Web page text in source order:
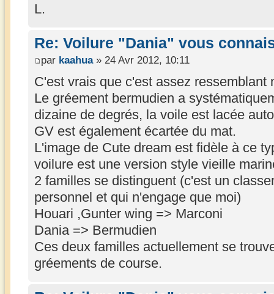
L.
Re: Voilure "Dania" vous
par kaahua» 24 Avr 2012, 10:11
C'est vrais que c'est assez ressemblant
Le gréement bermudien a
dizaine de degrés, la voile est lacée
GV est également écartée du mat.
L'image de Cute dream est fidèle à ce
voilure est une version style vieille
2 familles se distinguent (c'est un
personnel et qui n'engage que moi)
Houari ,Gunter wing => Marconi
Dania => Bermudien
Ces deux familles actuellement se
gréements de course.